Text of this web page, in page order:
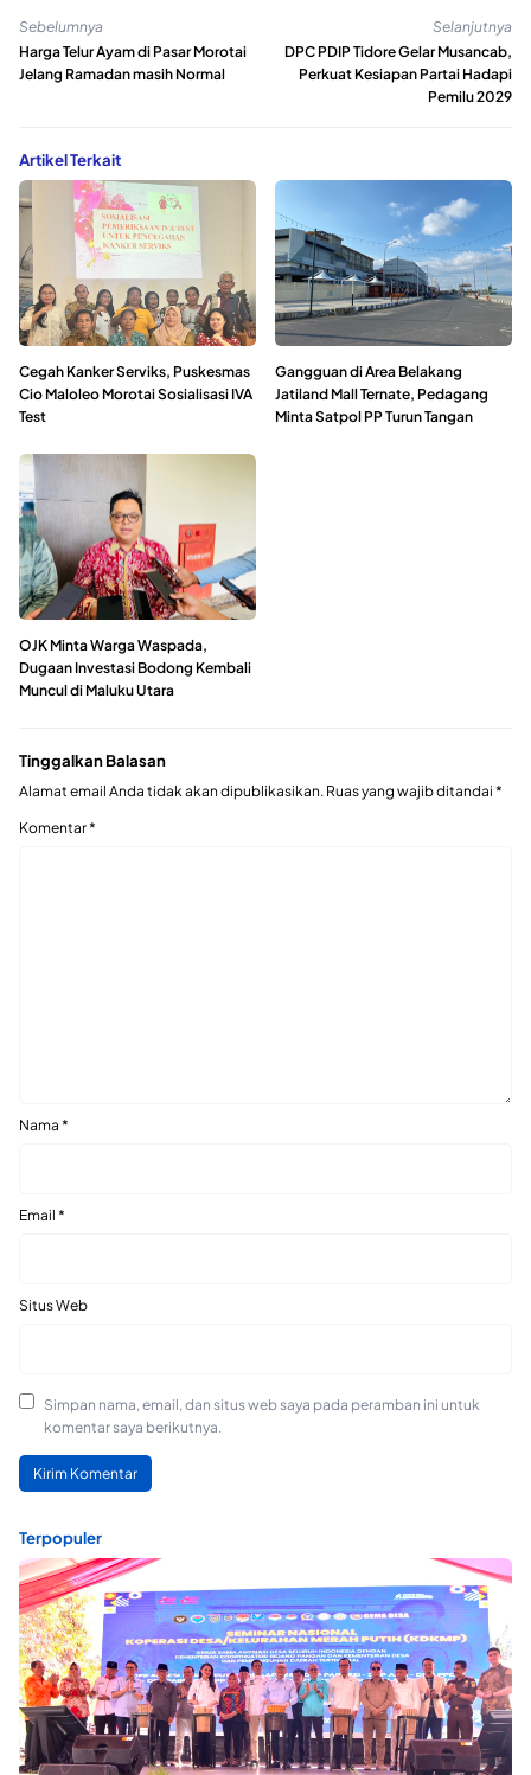
Sebelumnya
Harga Telur Ayam di Pasar Morotai
Jelang Ramadan masih Normal
Selanjutnya
DPC PDIP Tidore Gelar Musancab,
Perkuat Kesiapan Partai Hadapi
Pemilu 2029
Artikel Terkait
Cegah Kanker Serviks, Puskesmas
Cio Maloleo Morotai Sosialisasi IVA
Test
Gangguan di Area Belakang
Jatiland Mall Ternate, Pedagang
Minta Satpol PP Turun Tangan
OJK Minta Warga Waspada,
Dugaan Investasi Bodong Kembali
Muncul di Maluku Utara
Tinggalkan Balasan
Alamat email Anda tidak akan dipublikasikan. Ruas yang wajib ditandai *
Komentar*
Nama *
Email *
Situs Web
Simpan nama, email, dan situs web saya pada peramban ini untuk
komentar saya berikutnya.
Terpopuler